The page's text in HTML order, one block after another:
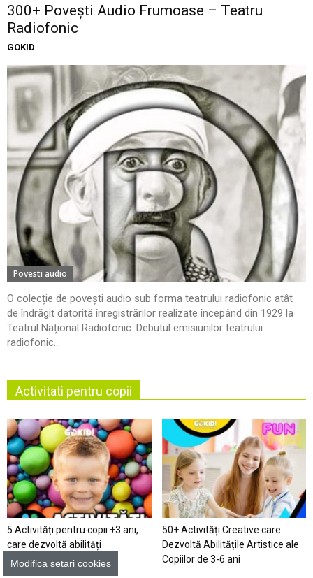
300+ Povești Audio Frumoase – Teatru
Radiofonic
GOKID
Povesti audio
O colecție de povești audio sub forma teatrului radiofonic atât
de îndrăgit datorită înregistrărilor realizate începând din 1929 la
Teatrul Național Radiofonic. Debutul emisiunilor teatrului
radiofonic...
Activitati pentru copii
5 Activități pentru copii +3 ani,
care dezvoltă abilități
50+ Activități Creative care
Dezvoltă Abilitățile Artistice ale
Copiilor de 3-6 ani
Modifica setari cookies